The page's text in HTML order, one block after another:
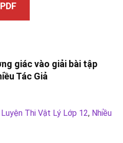
PDF
giác vào giải bài tập
Tác Giả
Luyện Thi Vật Lý Lớp 12, Nhiều